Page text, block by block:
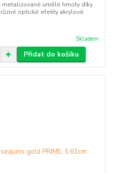
metalizované umělé hmoty díky
optické efekty akrylové
Skladem
Přidat do košíku